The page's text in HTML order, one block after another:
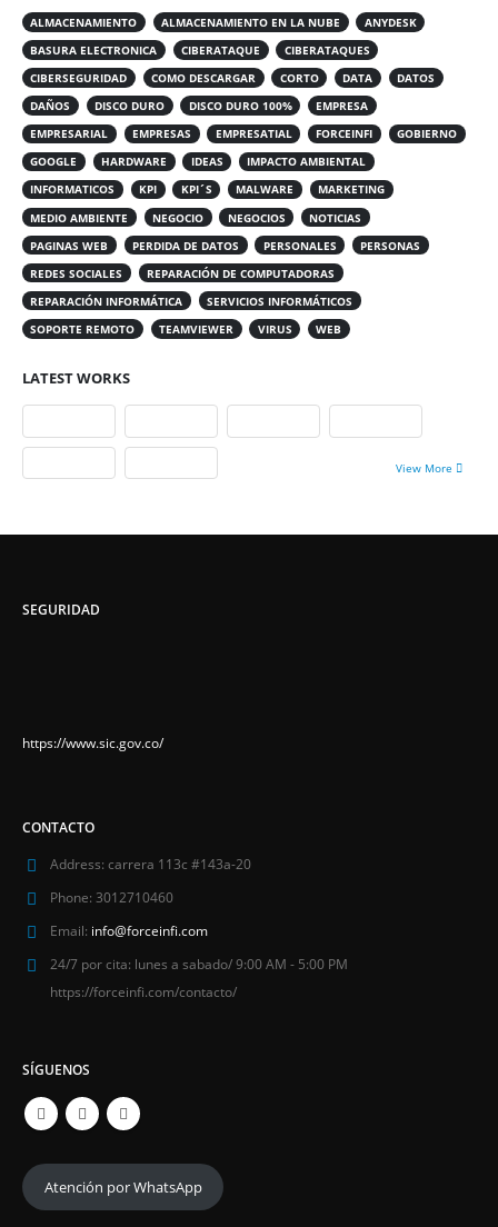
ALMACENAMIENTO ALMACENAMIENTO EN LA NUBE
ANYDESK
BASURA ELECTRONICA
CIBERATAQUE
CIBERATAQUES
CIBERSEGURIDAD
COMO DESCARGAR CORTO DATA
DATOS
DAÑOS
DISCO DURO DISCO DURO 100%
EMPRESA
EMPRESARIAL
EMPRESAS EMPRESATIAL FORCEINFI
GOBIERNO
GOOGLE
HARDWARE IDEAS
IMPACTO AMBIENTAL
INFORMATICOS
KPI KPI´S MALWARE
MARKETING
MEDIO AMBIENTE
NEGOCIO NEGOCIOS
NOTICIAS
PAGINAS WEB
PERDIDA DE DATOS PERSONALES
PERSONAS
REDES SOCIALES
REPARACIÓN DE COMPUTADORAS
REPARACIÓN INFORMÁTICA
SERVICIOS INFORMÁTICOS
SOPORTE REMOTO
TEAMVIEWER VIRUS WEB
LATEST WORKS
View More
SEGURIDAD
https://www.sic.gov.co/
CONTACTO
Address: carrera 113c #143a-20
Phone: 3012710460
Email: info@forceinfi.com
24/7 por cita: lunes a sabado/ 9:00 AM - 5:00 PM
https://forceinfi.com/contacto/
SÍGUENOS
Atención por WhatsApp